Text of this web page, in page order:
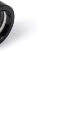
kovová konštrukcia
2M
softvér na CD.